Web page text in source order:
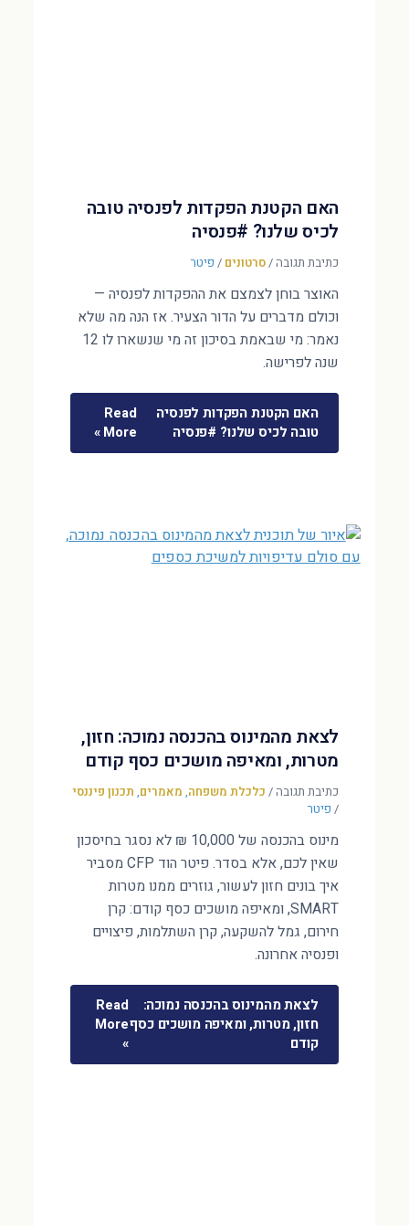
האם הקטנת הפקדות לפנסיה טובה
לכיס שלנו? #פנסיה
כתיבת תגובה/סרטונים / פיטר
האוצר בוחן לצמצם את ההפקדות לפנסיה —
וכולם מדברים על הדור הצעיר. אז הנה מה שלא
נאמר: מי שבאמת בסיכון זה מי שנשארו לו 12
שנה לפרישה.
האם הקטנת הפקדות לפנסיה
טובה לכיס שלנו? #פנסיה
Read
More »
לצאת מהמינוס בהכנסה נמוכה: חזון,
מטרות, ומאיפה מושכים כסף קודם
כתיבת תגובה/ כלכלת משפחה, מאמרים, תכנון פיננסי
/ פיטר
מינוס בהכנסה של 10,000 ₪ לא נסגר בחיסכון
שאין לכם, אלא בסדר. פיטר הוד CFP מסביר
איך בונים חזון לעשור, גוזרים ממנו מטרות
SMART, ומאיפה מושכים כסף קודם: קרן
חירום, גמל להשקעה, קרן השתלמות, פיצויים
ופנסיה אחרונה.
לצאת מהמינוס בהכנסה נמוכה:
חזון, מטרות, ומאיפה מושכים כסף
קודם
Read
More
»